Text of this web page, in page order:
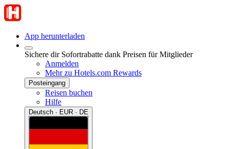
App herunterladen
Sichere dir Sofortrabatte dank Preisen für Mitglieder
Anmelden
Mehr zu Hotels.com Rewards
Posteingang
Reisen buchen
Hilfe
Deutsch · EUR · DE